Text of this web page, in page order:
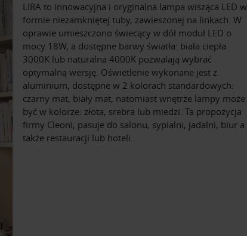
LIRA to innowacyjna i oryginalna lampa wisząca LED w
formie niezamkniętej tuby, zawieszonej na linkach. W
oprawie umieszczono świecący w dół moduł LED o
mocy 18W, a dostępne barwy światła: biała ciepła
3000K lub naturalna 4000K pozwalają wybrać
optymalną wersję. Oświetlenie wykonane jest z
aluminium, dostępne w 2 kolorach standardowych:
czarny mat, biały mat, natomiast wnętrze lampy może
być w kolorze: złota, srebra lub miedzi. Ta propozycja
firmy Cleoni, pasuje do salonu, sypialni, jadalni, biur a
także restauracji lub hoteli.